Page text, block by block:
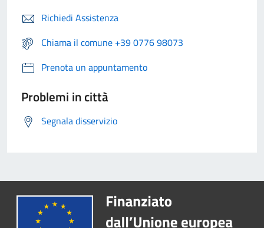
Richiedi Assistenza
Chiama il comune +39 0776 98073
Prenota un appuntamento
Problemi in città
Segnala disservizio